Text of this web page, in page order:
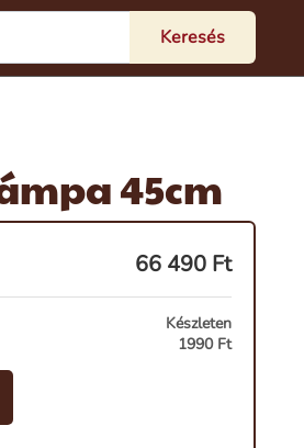
45cm
66 490 Ft
Készleten
1990 Ft